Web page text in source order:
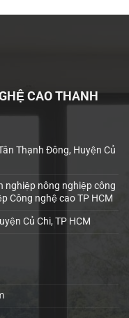
CAO THANH
Thạnh Đông, Huyện Củ
nghiệp nông nghiệp công
Công nghệ cao TP HCM
Củ Chi, TP HCM